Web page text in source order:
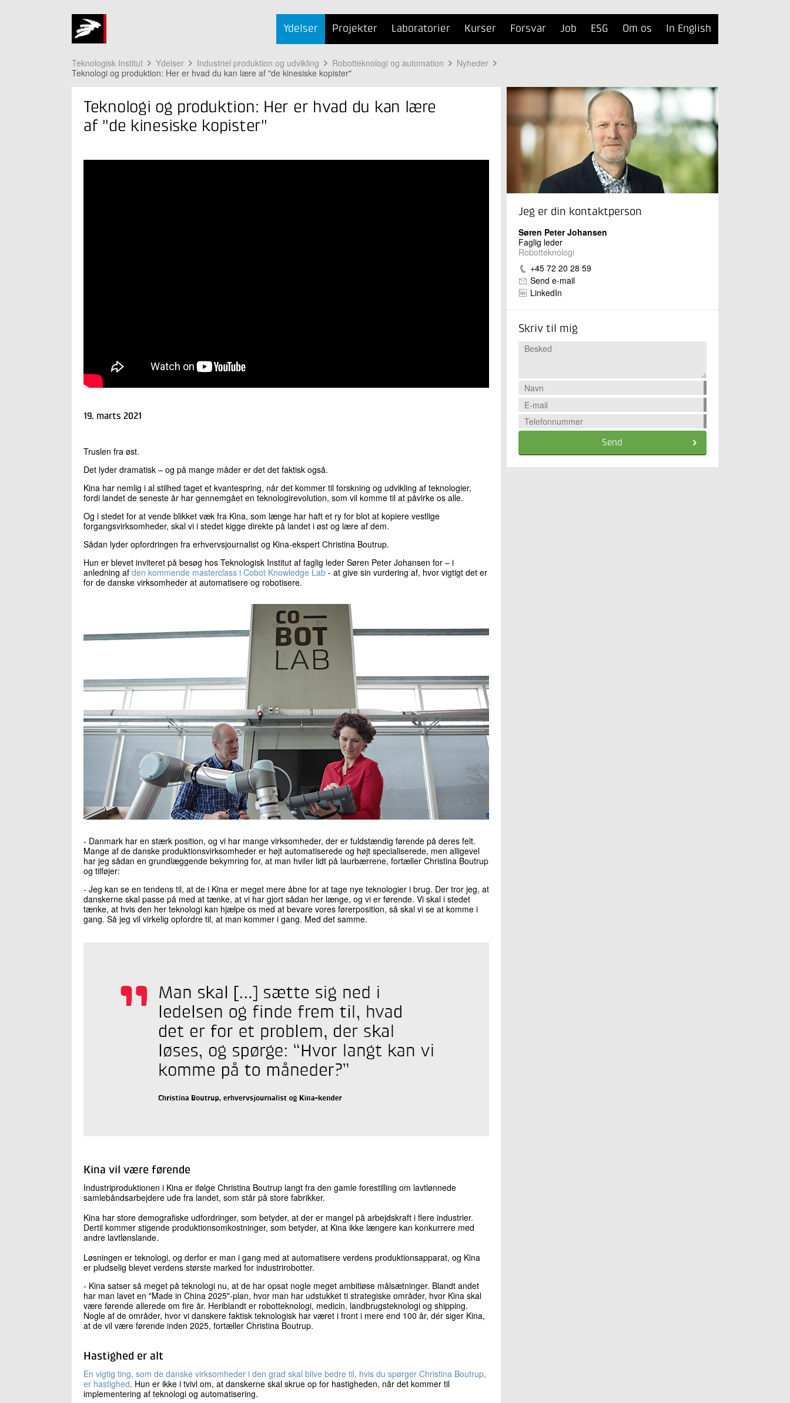
Ydelser Projekter Laboratorier Kurser Forsvar Job ESG Om os In English
Teknologisk Institut Ydelser Industriel produktion og udvikling Robotteknologi og automation
Nyheder
Teknologi og produktion: Her er hvad du kan lære af "de kinesiske kopister"
Teknologi og produktion: Her er hvad du kan lære
af "de kinesiske kopister"
19. marts 2021
Truslen fra øst.
Det lyder dramatisk – og på mange måder er det det faktisk også.
Kina har nemlig i al stilhed taget et kvantespring, når det kommer til forskning og udvikling af teknologier,
fordi landet de seneste år har gennemgået en teknologirevolution, som vil komme til at påvirke os alle.
Og i stedet for at vende blikket væk fra Kina, som længe har haft et ry for blot at kopiere vestlige
forgangsvirksomheder, skal vi i stedet kigge direkte på landet i øst og lære af dem.
Sådan lyder opfordringen fra erhvervsjournalist og Kina-ekspert Christina Boutrup.
Hun er blevet inviteret på besøg hos Teknologisk Institut af faglig leder Søren Peter Johansen for – i
anledning af den kommende masterclass i Cobot Knowledge Lab - at give sin vurdering af, hvor vigtigt det er
for de danske virksomheder at automatisere og robotisere.
- Danmark har en stærk position, og vi har mange virksomheder, der er fuldstændig førende på deres felt.
Mange af de danske produktionsvirksomheder er højt automatiserede og højt specialiserede, men alligevel
har jeg sådan en grundlæggende bekymring for, at man hviler lidt på laurbærrene, fortæller Christina Boutrup
og tilføjer:
- Jeg kan se en tendens til, at de i Kina er meget mere åbne for at tage nye teknologier i brug. Der tror jeg, at
danskerne skal passe på med at tænke, at vi har gjort sådan her længe, og vi er førende. Vi skal i stedet
tænke, at hvis den her teknologi kan hjælpe os med at bevare vores førerposition, så skal vi se at komme i
gang. Så jeg vil virkelig opfordre til, at man kommer i gang. Med det samme.
Kina vil være førende
Industriproduktionen i Kina er ifølge Christina Boutrup langt fra den gamle forestilling om lavtlønnede
samlebåndsarbejdere ude fra landet, som står på store fabrikker.
Kina har store demografiske udfordringer, som betyder, at der er mangel på arbejdskraft i flere industrier.
Dertil kommer stigende produktionsomkostninger, som betyder, at Kina ikke længere kan konkurrere med
andre lavtlønslande.
Løsningen er teknologi, og derfor er man i gang med at automatisere verdens produktionsapparat, og Kina
er pludselig blevet verdens største marked for industrirobotter.
- Kina satser så meget på teknologi nu, at de har opsat nogle meget ambitiøse målsætninger. Blandt andet
har man lavet en "Made in China 2025"-plan, hvor man har udstukket ti strategiske områder, hvor Kina skal
være førende allerede om fire år. Heriblandt er robotteknologi, medicin, landbrugsteknologi og shipping.
Nogle af de områder, hvor vi danskere faktisk teknologisk har været i front i mere end 100 år, dér siger Kina,
at de vil være førende inden 2025, fortæller Christina Boutrup.
Hastighed er alt
En vigtig ting, som de danske virksomheder i den grad skal blive bedre til, hvis du spørger Christina Boutrup,
er hastighed. Hun er ikke i tvivl om, at danskerne skal skrue op for hastigheden, når det kommer til
implementering af teknologi og automatisering.
Jeg er din kontaktperson
Søren Peter Johansen
Faglig leder
Robotteknologi
+45 72 20 28 59
Send e-mail
LinkedIn
Skriv til mig
Send